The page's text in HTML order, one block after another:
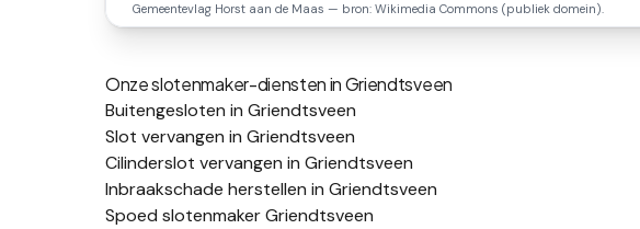
Gemeentevlag Horst aan de Maas — bron: Wikimedia Commons (publiek domein).
Onze slotenmaker-diensten inGriendtsveen
Buitengesloten in Griendtsveen
Slot vervangen in Griendtsveen
Cilinderslot vervangen in Griendtsveen
Inbraakschade herstellen in Griendtsveen
Spoed slotenmaker Griendtsveen